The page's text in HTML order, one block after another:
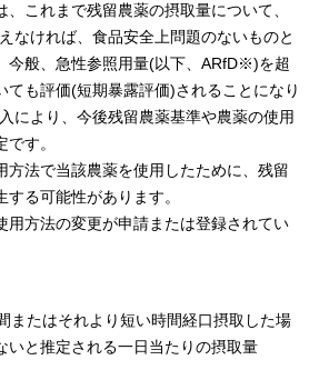
、これまで残留農薬の摂取量について、
なければ、食品安全上問題のないものと
今般、急性参照用量(以下、ARfD※)を超
ても評価(短期暴露評価)されることになり
により、今後残留農薬基準や農薬の使用
す。
方法で当該農薬を使用したために、残留
る可能性があります。
用方法の変更が申請または登録されてい
またはそれより短い時間経口摂取した場
いと推定される一日当たりの摂取量